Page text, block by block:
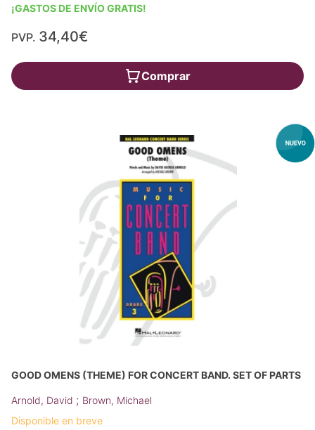
¡GASTOS DE ENVÍO GRATIS!
PVP. 34,40€
Comprar
GOOD OMENS (THEME) FOR CONCERT BAND. SET OF PARTS
Arnold, David ; Brown, Michael
Disponible en breve